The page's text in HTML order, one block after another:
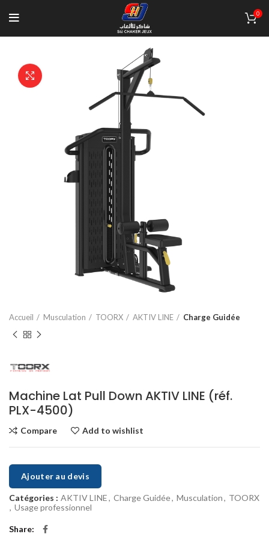
0
Accueil Musculation TOORX AKTIV LINE Charge Guidée
Machine Lat Pull Down AKTIV LINE (réf.
PLX-4500)
Compare Add to wishlist
Ajouter au devis
Catégories : AKTIV LINE, Charge Guidée, Musculation, TOORX
, Usage professionnel
Share